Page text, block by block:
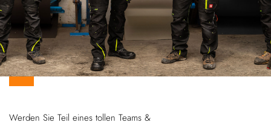
Werden Sie Teil eines tollen Teams &